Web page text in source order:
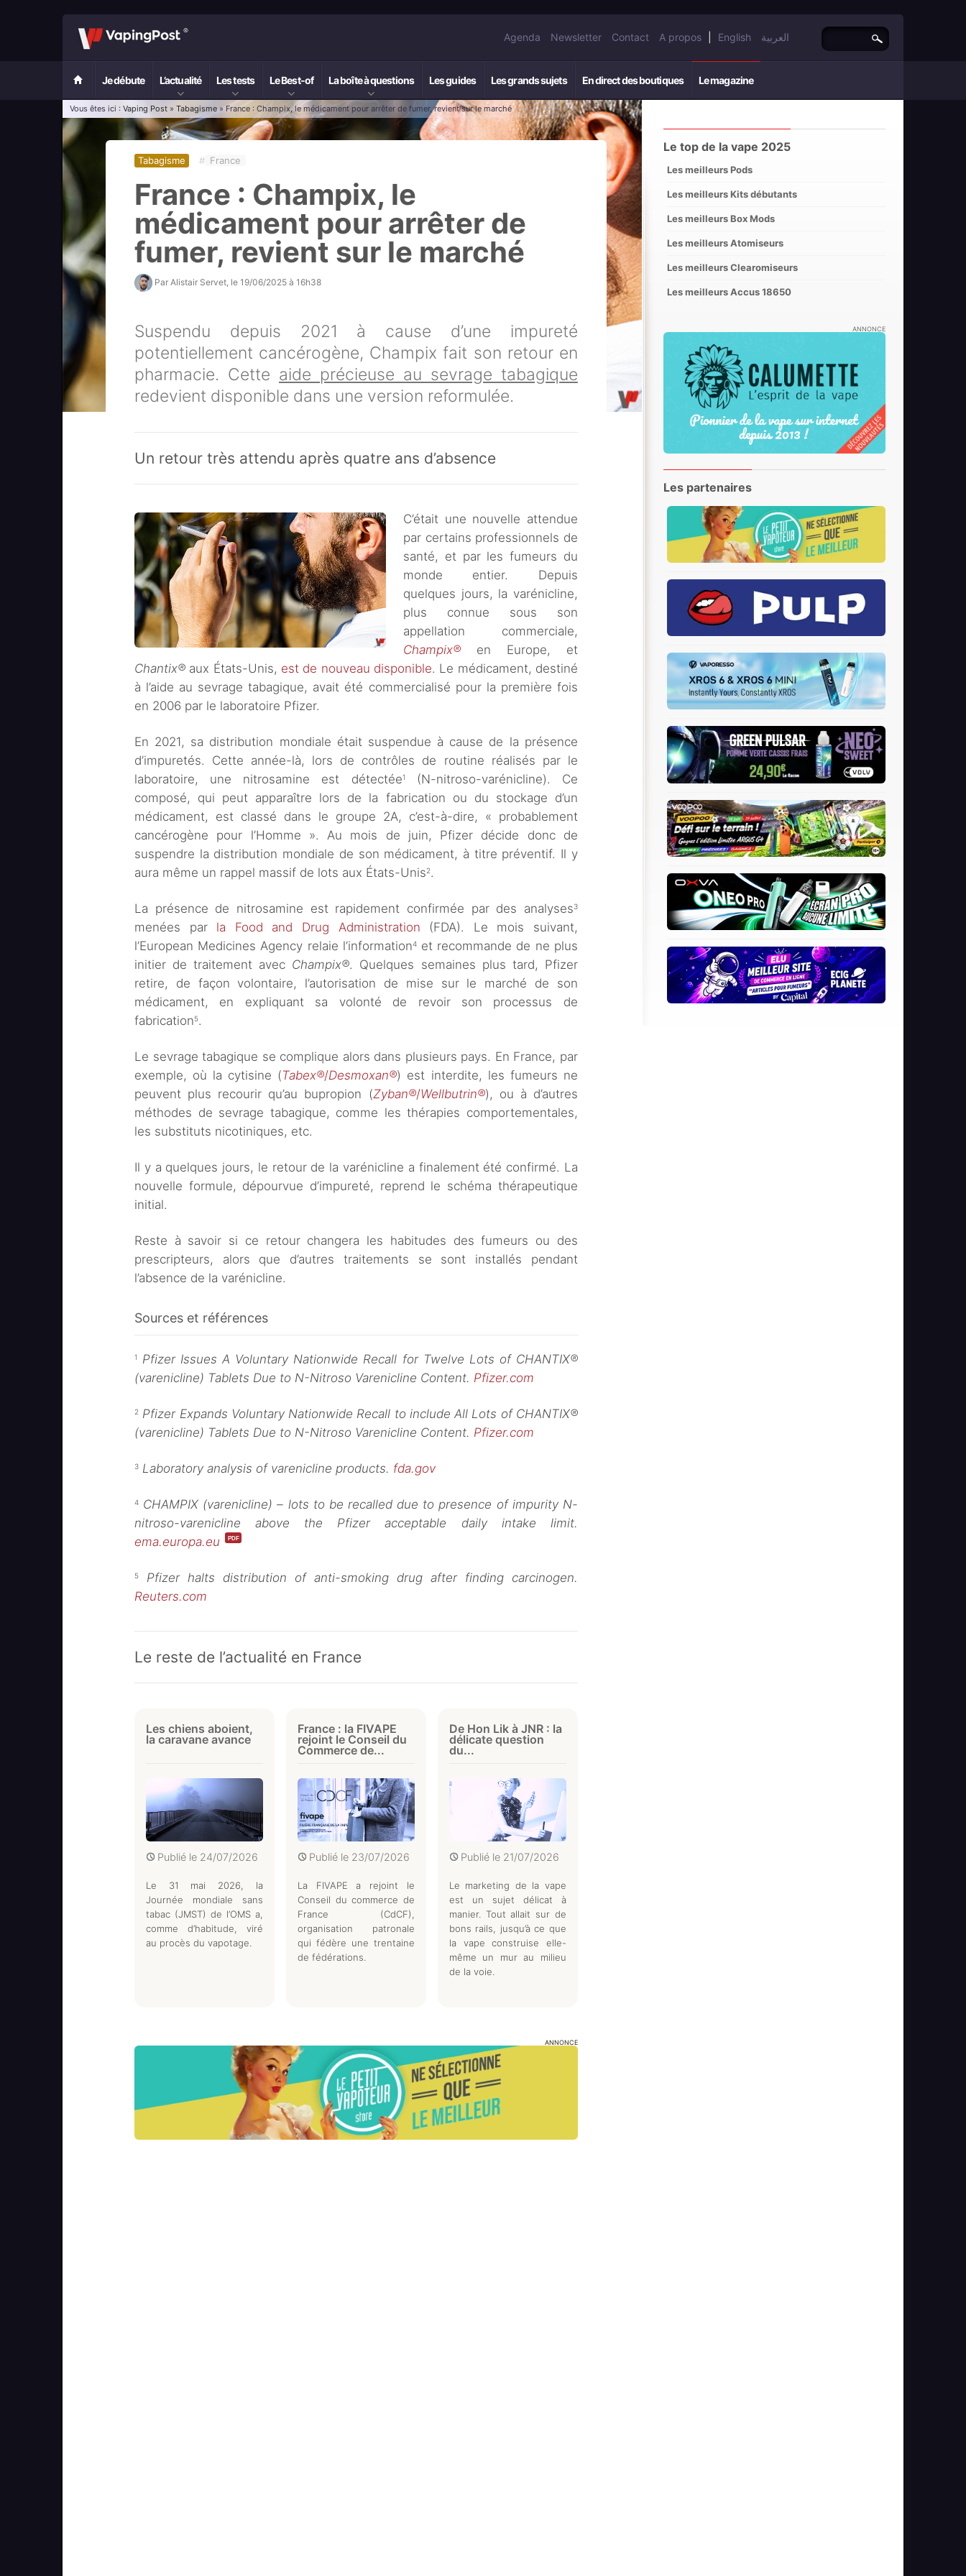
Agenda Newsletter Contact A propos English العربية
Je débute L’actualité Les tests Le Best-of La boîte à questions Les guides Les grands sujets En direct des boutiques Le magazine
Vous êtes ici : Vaping Post » Tabagisme» France : Champix, le médicament pour arrêter de fumer, revient sur le marché
Tabagisme # France
France : Champix, le
médicament pour arrêter de
fumer, revient sur le marché
Par Alistair Servet , le 19/06/2025 à 16h38
Suspendu depuis 2021 à cause d’une impureté
potentiellement cancérogène, Champix fait son retour en
pharmacie. Cette aide précieuse au sevrage tabagique
redevient disponible dans une version reformulée.
Un retour très attendu après quatre ans d’absence
C’était une nouvelle attendue
par certains professionnels de
santé, et par les fumeurs du
monde entier. Depuis
quelques jours, la varénicline,
plus connue sous son
appellation commerciale,
Champix® en Europe, et
Chantix® aux États-Unis, est de nouveau disponible. Le médicament, destiné
à l’aide au sevrage tabagique, avait été commercialisé pour la première fois
en 2006 par le laboratoire Pfizer.
En 2021, sa distribution mondiale était suspendue à cause de la présence
d’impuretés. Cette année-là, lors de contrôles de routine réalisés par le
laboratoire, une nitrosamine est détectée1
(N-nitroso-varénicline). Ce
composé, qui peut apparaître lors de la fabrication ou du stockage d’un
médicament, est classé dans le groupe 2A, c’est-à-dire, « probablement
cancérogène pour l’Homme ». Au mois de juin, Pfizer décide donc de
suspendre la distribution mondiale de son médicament, à titre préventif. Il y
aura même un rappel massif de lots aux États-Unis2.
La présence de nitrosamine est rapidement confirmée par des analyses3
menées par la Food and Drug Administration (FDA). Le mois suivant,
l’European Medicines Agency relaie l’information4et recommande de ne plus
initier de traitement avec Champix®. Quelques semaines plus tard, Pfizer
retire, de façon volontaire, l’autorisation de mise sur le marché de son
médicament, en expliquant sa volonté de revoir son processus de
fabrication5.
Le sevrage tabagique se complique alors dans plusieurs pays. En France, par
exemple, où la cytisine (Tabex®/Desmoxan®) est interdite, les fumeurs ne
peuvent plus recourir qu’au bupropion (Zyban®/Wellbutrin®), ou à d’autres
méthodes de sevrage tabagique, comme les thérapies comportementales,
les substituts nicotiniques, etc.
Il y a quelques jours, le retour de la varénicline a finalement été confirmé. La
nouvelle formule, dépourvue d’impureté, reprend le schéma thérapeutique
initial.
Reste à savoir si ce retour changera les habitudes des fumeurs ou des
prescripteurs, alors que d’autres traitements se sont installés pendant
l’absence de la varénicline.
Sources et références
1
Pfizer Issues A Voluntary Nationwide Recall for Twelve Lots of CHANTIX®
(varenicline) Tablets Due to N-Nitroso Varenicline Content. Pfizer.com
2 Pfizer Expands Voluntary Nationwide Recall to include All Lots of CHANTIX®
(varenicline) Tablets Due to N-Nitroso Varenicline Content. Pfizer.com
3 Laboratory analysis of varenicline products. fda.gov
4 CHAMPIX (varenicline) – lots to be recalled due to presence of impurity N-
nitroso-varenicline above the Pfizer acceptable daily intake limit.
ema.europa.eu
5
Pfizer halts distribution of anti-smoking drug after finding carcinogen.
Reuters.com
Le reste de l’actualité en France
Les chiens aboient,
la caravane avance
Publié le 24/07/2026
Le 31 mai 2026, la
Journée mondiale sans
tabac (JMST) de l’OMS a,
comme d’habitude, viré
au procès du vapotage.
France : la FIVAPE
rejoint le Conseil du
Commerce de...
Publié le 23/07/2026
La FIVAPE a rejoint le
Conseil du commerce de
France (CdCF),
organisation patronale
qui fédère une trentaine
de fédérations.
De Hon Lik à JNR : la
délicate question
du...
Publié le 21/07/2026
Le marketing de la vape
est un sujet délicat à
manier. Tout allait sur de
bons rails, jusqu’à ce que
la vape construise elle-
même un mur au milieu
de la voie.
ANNONCE
Le top de la vape 2025
Les meilleurs Pods
Les meilleurs Kits débutants
Les meilleurs Box Mods
Les meilleurs Atomiseurs
Les meilleurs Clearomiseurs
Les meilleurs Accus 18650
ANNONCE
Les partenaires